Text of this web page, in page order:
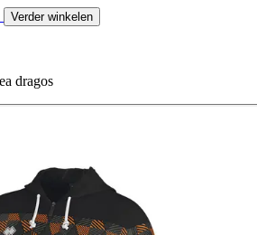
Verder winkelen
dragos